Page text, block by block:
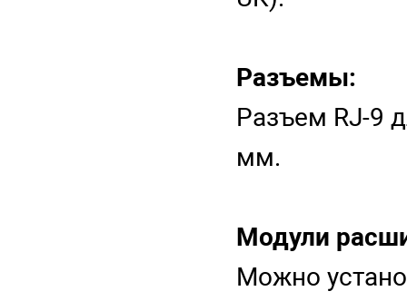
Разъемы:
Разъем RJ-9
мм.
Модули
Можно